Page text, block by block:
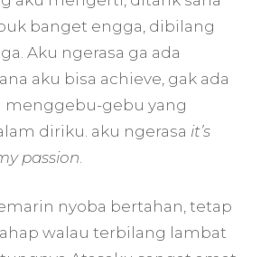
banget engga, dibilang
Aku ngerasa ga ada
aku bisa achieve, gak ada
menggebu-gebu yang
diriku. aku ngerasa it’s
passion
nyoba bertahan, tetap
walau terbilang lambat